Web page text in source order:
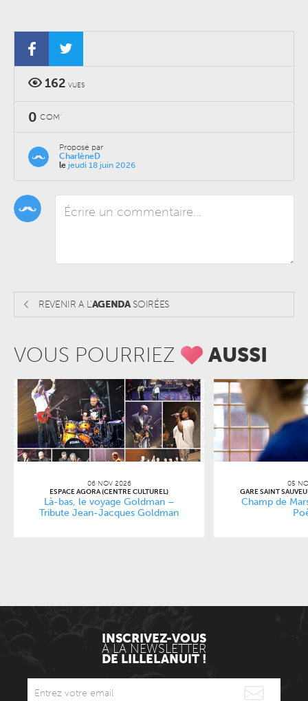
162 VUES
0 COM'
Proposé par
CharlèneD
le jeudi 18 juin 2026
REVENIR A L'AGENDASOIRÉES
VOUS POURRIEZ AUSSI
06 NOV 2026
ESPACE AGORA (CENTRE CULTUREL)
Là-bas, le voyage Goldman –
Tribute Jean-Jacques Goldman
05
GARE SAINT
Champ de
INSCRIVEZ-VOUS
À LA NEWSLETTER
DE LILLELANUIT !